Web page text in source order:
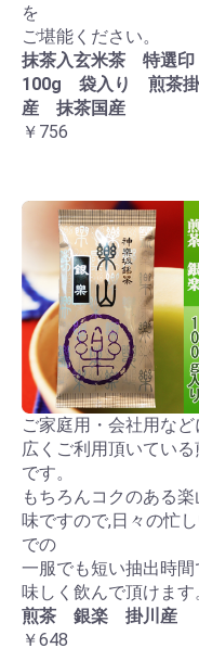
を
ご堪能ください。
抹茶入玄米茶 特選
100g 袋入り 煎茶掛
産 抹茶国産
￥756
ご家庭用・会社用など
広くご利用頂いている
です。
もちろんコクのある
味ですので,日々の忙
での
一服でも短い抽出時間
味しく飲んで頂けます
煎茶 銀楽 掛川産
￥648